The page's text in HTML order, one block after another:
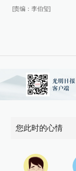
[责编：李伯玺]
您此时的心情